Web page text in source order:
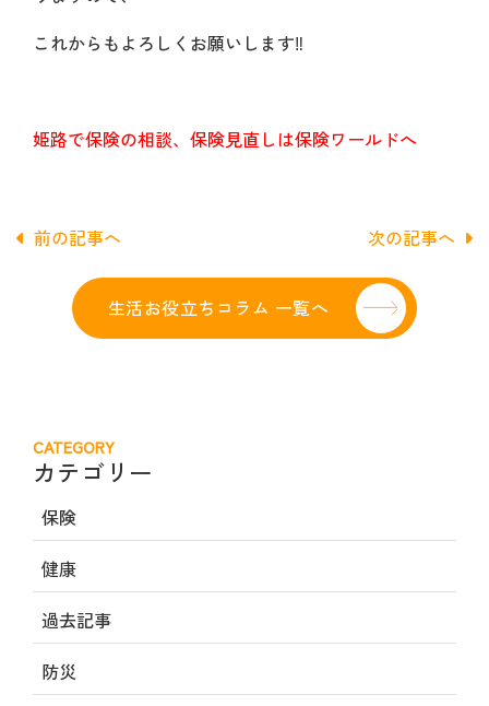
これからもよろしくお願いします‼
姫路で保険の相談、保険見直しは保険ワールドへ
前の記事へ 次の記事へ
生活お役立ちコラム 一覧へ
CATEGORY
カテゴリー
保険
健康
過去記事
防災